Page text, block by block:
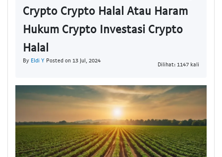
Crypto Crypto Halal Atau Haram
Hukum Crypto Investasi Crypto
Halal
By Eldi Y Posted on 13 Jul, 2024
Dilihat: 1147 kali